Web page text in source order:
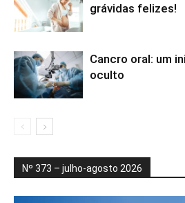
grávidas felizes!
Cancro oral: um
oculto
Nº 373 – julho-agosto 2026